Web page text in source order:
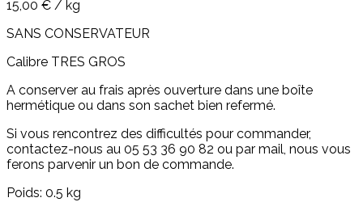
15,00 € / kg
SANS CONSERVATEUR
Calibre TRES GROS
A conserver au frais après ouverture dans une boîte
hermétique ou dans son sachet bien refermé.
Si vous rencontrez des difficultés pour commander,
contactez-nous au 05 53 36 90 82 ou par mail, nous vous
ferons parvenir un bon de commande.
Poids: 0.5 kg